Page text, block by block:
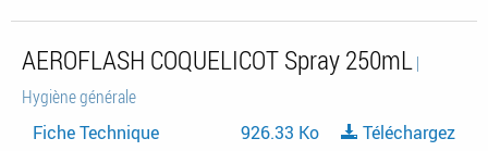
AEROFLASH COQUELICOT Spray 250mL|
Hygiène générale
Fiche Technique
926.33 Ko
Téléchargez